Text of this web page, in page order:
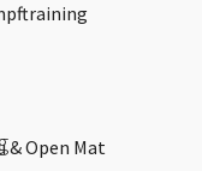
& Open Mat